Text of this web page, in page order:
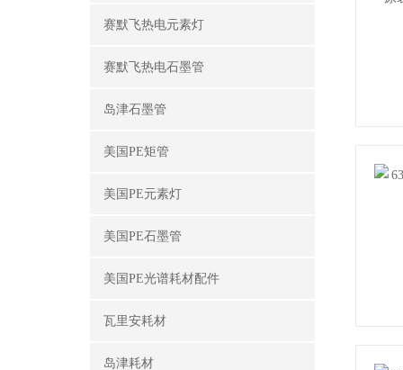
赛默飞热电元素灯
赛默飞热电石墨管
岛津石墨管
美国PE矩管
美国PE元素灯
美国PE石墨管
美国PE光谱耗材配件
瓦里安耗材
岛津耗材